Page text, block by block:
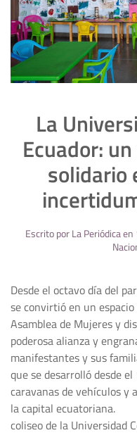
La
Ecuador:
solidario
Escrito porLa Periódicaen
Desde el octavo día del
se convirtió en un
Asamblea de Mujeres y
poderosa alianza y
manifestantes y sus
que se desarrolló desde
caravanas de vehículos y
la capital ecuatoriana.
coliseo de la Universidad